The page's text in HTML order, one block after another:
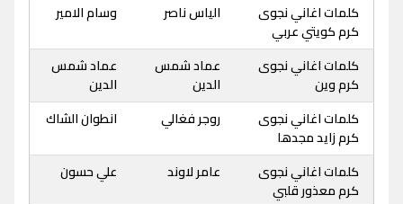
كلمات اغاني نجوى
كرم كويتي عربي
الياس ناصر وسام الامير
كلمات اغاني نجوى
كرم وين
عماد شمس
الدين
عماد شمس
الدين
كلمات اغاني نجوى
كرم زايد مجدها
روجر فغالي انطوان الشاك
كلمات اغاني نجوى
كرم معذور قلبي
عامر لاوند علي حسون